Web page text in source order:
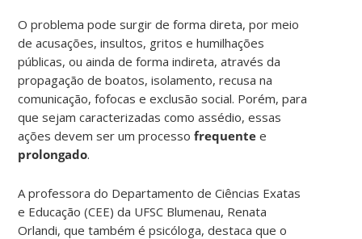
O problema pode surgir de forma direta, por meio
de acusações, insultos, gritos e humilhações
públicas, ou ainda de forma indireta, através da
propagação de boatos, isolamento, recusa na
comunicação, fofocas e exclusão social. Porém, para
que sejam caracterizadas como assédio, essas
ações devem ser um processofrequente e
prolongado.
A professora do Departamento de Ciências Exatas
e Educação (CEE) da UFSC Blumenau, Renata
Orlandi, que também é psicóloga, destaca que o